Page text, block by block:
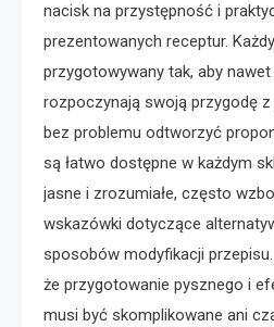
nacisk na przystępność i
prezentowanych receptur.
przygotowywany tak, aby
rozpoczynają swoją przygodę
bez problemu odtworzyć
są łatwo dostępne w każdym
jasne i zrozumiałe, często
wskazówki dotyczące
sposobów modyfikacji
że przygotowanie pysznego i
musi być skomplikowane ani